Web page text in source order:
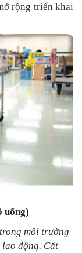
rộng triển khai
uống)
môi trường
động. Cắt